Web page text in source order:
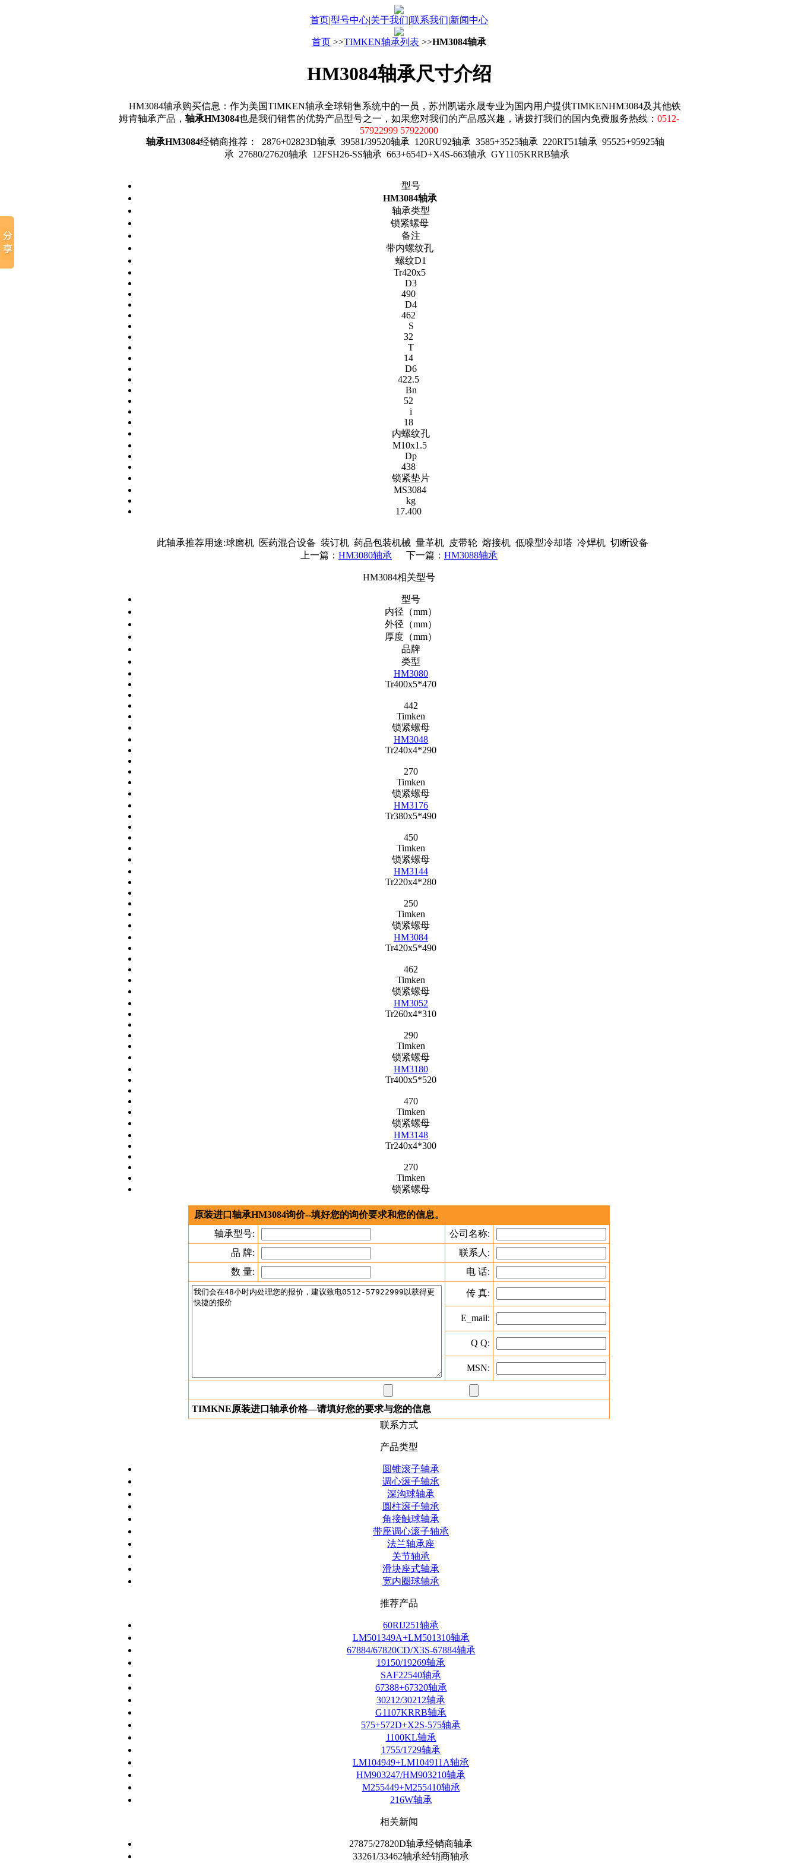
首页|型号中心|关于我们|联系我们|新闻中心
首页 >>TIMKEN轴承列表 >>HM3084轴承
HM3084轴承尺寸介绍
HM3084轴承购买信息：作为美国TIMKEN轴承全球销售系统中的一员，苏州凯诺永晟专业为国内用户提供TIMKENHM3084及其他铁
姆肯轴承产品， 轴承HM3084也是我们销售的优势产品型号之一，如果您对我们的产品感兴趣，请拨打我们的国内免费服务热线： 0512-
57922999 57922000
轴承HM3084经销商推荐： 2876+02823D轴承 39581/39520轴承 120RU92轴承 3585+3525轴承 220RT51轴承 95525+95925轴
承 27680/27620轴承 12FSH26-SS轴承 663+654D+X4S-663轴承 GY1105KRRB轴承
型号
HM3084轴承
轴承类型
锁紧螺母
备注
带内螺纹孔
螺纹D1
Tr420x5
D3
490
D4
462
S
32
T
14
D6
422.5
Bn
52
i
18
内螺纹孔
M10x1.5
Dp
438
锁紧垫片
MS3084
kg
17.400
此轴承推荐用途:球磨机 医药混合设备 装订机 药品包装机械 量革机 皮带轮 熔接机 低噪型冷却塔 冷焊机 切断设备
上一篇： HM3080轴承 下一篇： HM3088轴承
HM3084相关型号
型号
内径（mm）
外径（mm）
厚度（mm）
品牌
类型
HM3080
Tr400x5*470
442
Timken
锁紧螺母
HM3048
Tr240x4*290
270
Timken
锁紧螺母
HM3176
Tr380x5*490
450
Timken
锁紧螺母
HM3144
Tr220x4*280
250
Timken
锁紧螺母
HM3084
Tr420x5*490
462
Timken
锁紧螺母
HM3052
Tr260x4*310
290
Timken
锁紧螺母
HM3180
Tr400x5*520
470
Timken
锁紧螺母
HM3148
Tr240x4*300
270
Timken
锁紧螺母
原装进口轴承HM3084询价--填好您的询价要求和您的信息。
轴承型号:
公司名称:
品 牌:
联系人:
数 量:
电 话:
传 真:
E_mail:
Q Q:
MSN:
TIMKNE原装进口轴承价格—请填好您的要求与您的信息
联系方式
产品类型
圆锥滚子轴承
调心滚子轴承
深沟球轴承
圆柱滚子轴承
角接触球轴承
带座调心滚子轴承
法兰轴承座
关节轴承
滑块座式轴承
宽内圈球轴承
推荐产品
60RIJ251轴承
LM501349A+LM501310轴承
67884/67820CD/X3S-67884轴承
19150/19269轴承
SAF22540轴承
67388+67320轴承
30212/30212轴承
G1107KRRB轴承
575+572D+X2S-575轴承
1100KL轴承
1755/1729轴承
LM104949+LM104911A轴承
HM903247/HM903210轴承
M255449+M255410轴承
216W轴承
相关新闻
27875/27820D轴承经销商轴承
33261/33462轴承经销商轴承